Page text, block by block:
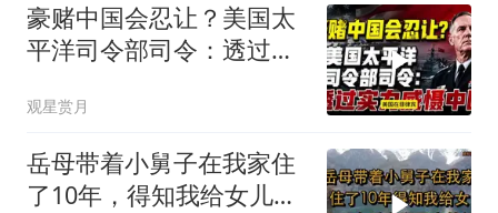
豪赌中国会忍让？美国太
平洋司令部司令：透过实
观星赏月
岳母带着小舅子在我家住
了10年，得知我给女儿买